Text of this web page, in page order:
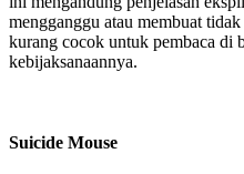
mengganggu atau membuat
kurang cocok untuk pembaca di
kebijaksanaannya.
Suicide Mouse